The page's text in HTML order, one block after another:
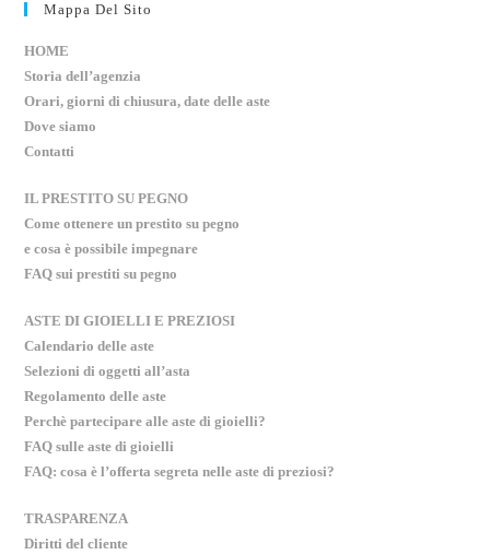
Mappa Del Sito
HOME
Storia dell’agenzia
Orari, giorni di chiusura, date delle aste
Dove siamo
Contatti
IL PRESTITO SU PEGNO
Come ottenere un prestito su pegno
e cosa è possibile impegnare
FAQ sui prestiti su pegno
ASTE DI GIOIELLI E PREZIOSI
Calendario delle aste
Selezioni di oggetti all’asta
Regolamento delle aste
Perchè partecipare alle aste di gioielli?
FAQ sulle aste di gioielli
FAQ: cosa è l’offerta segreta nelle aste di preziosi?
TRASPARENZA
Diritti del cliente